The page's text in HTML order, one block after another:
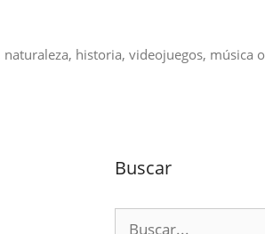
historia, videojuegos, música o
Buscar